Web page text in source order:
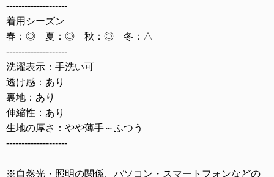
--------------------
着用シーズン
春：◎ 夏：◎ 秋：◎ 冬：△
--------------------
洗濯表示：手洗い可
透け感：あり
裏地：あり
伸縮性：あり
生地の厚さ：やや薄手～ふつう
--------------------
※自然光・照明の関係、パソコン・スマートフォンなどの